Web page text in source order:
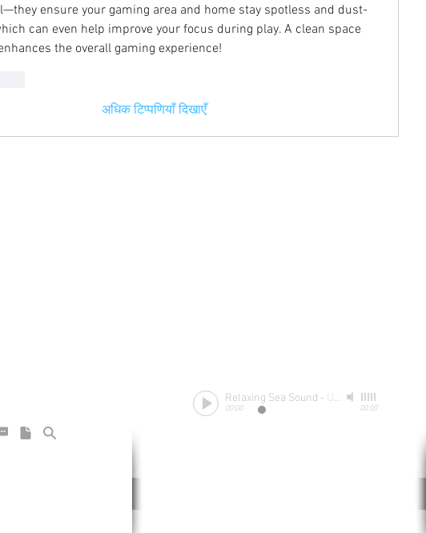
ensure your gaming area and home stay spotless and dust-
can even help improve your focus during play. A clean space
the overall gaming experience!
अधिक टिप्पणियाँ दिखाएँ
Relaxing Sea Sound -
00:00 00:00